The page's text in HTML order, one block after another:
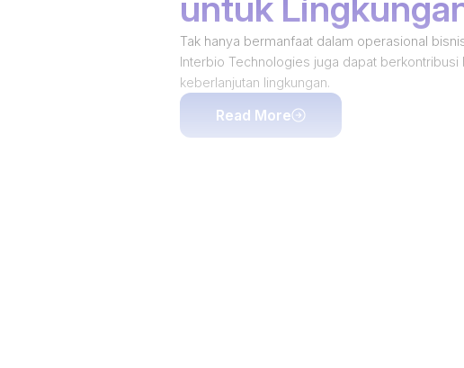
Tak hanya bermanfaat dalam operasional
Interbio Technologies juga dapat berkontribusi
keberlanjutan lingkungan.
Read More